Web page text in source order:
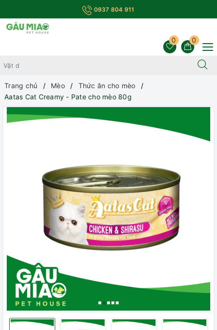
0937 804 911
0
0
Trang chủ Mèo
Thức ăn cho mèo
Aatas Cat Creamy - Pate cho mèo 80g